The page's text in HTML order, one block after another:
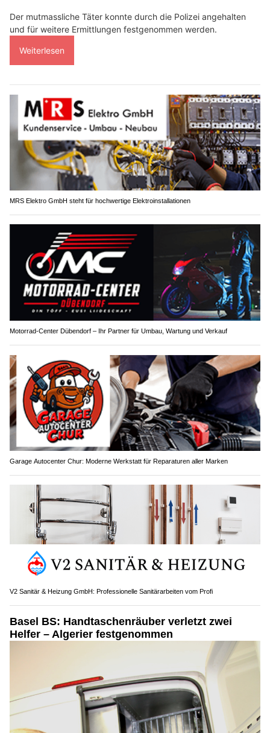
Der mutmassliche Täter konnte durch die Polizei angehalten
und für weitere Ermittlungen festgenommen werden.
Weiterlesen
MRS Elektro GmbH steht für hochwertige Elektroinstallationen
Motorrad-Center Dübendorf – Ihr Partner für Umbau, Wartung und Verkauf
Garage Autocenter Chur: Moderne Werkstatt für Reparaturen aller Marken
V2 Sanitär & Heizung GmbH: Professionelle Sanitärarbeiten vom Profi
Basel BS: Handtaschenräuber verletzt zwei
Helfer – Algerier festgenommen